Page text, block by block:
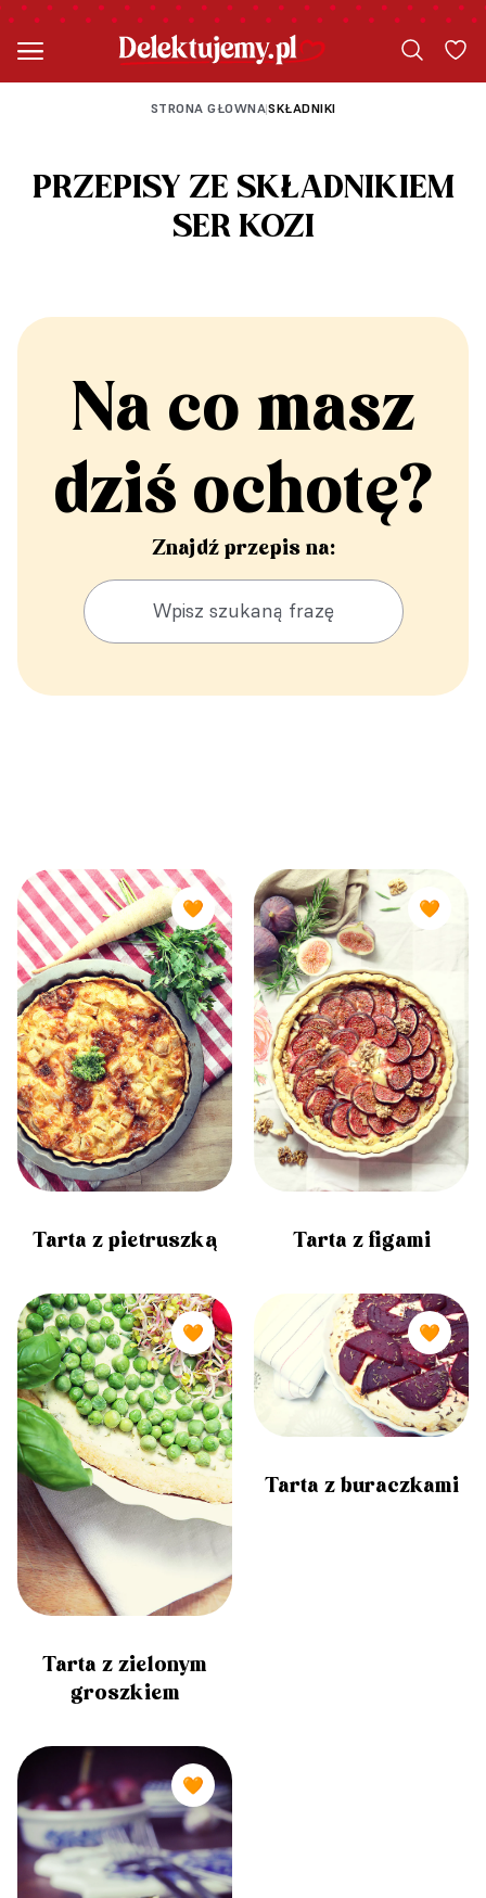
STRONA GŁOWNA|SKŁADNIKI
PRZEPISY ZE SKŁADNIKIEM
SER KOZI
Na co masz
dziś ochotę?
Znajdź przepis na:
🧡
Tarta z pietruszką
🧡
Tarta z figami
🧡
Tarta z zielonym
groszkiem
🧡
Tarta z buraczkami
🧡